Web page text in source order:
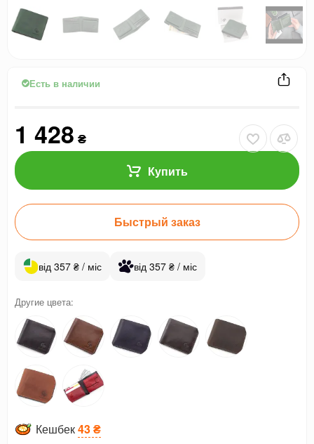
Есть в наличии
1 428 ₴
Купить
Быстрый заказ
від 357 ₴ / міс від 357 ₴ / міс
Другие цвета:
Кешбек43 ₴